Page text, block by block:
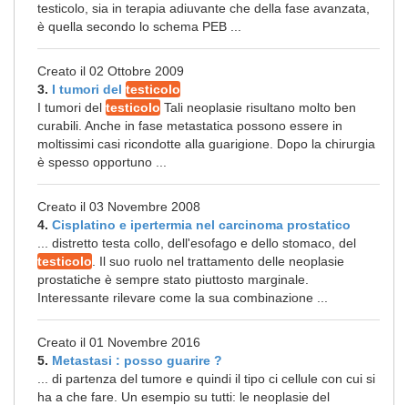
testicolo, sia in terapia adiuvante che della fase avanzata,
è quella secondo lo schema PEB ...
Creato il 02 Ottobre 2009
3. I tumori del testicolo
I tumori del testicolo Tali neoplasie risultano molto ben
curabili. Anche in fase metastatica possono essere in
moltissimi casi ricondotte alla guarigione. Dopo la chirurgia
è spesso opportuno ...
Creato il 03 Novembre 2008
4. Cisplatino e ipertermia nel carcinoma prostatico
... distretto testa collo, dell'esofago e dello stomaco, del
testicolo . Il suo ruolo nel trattamento delle neoplasie
prostatiche è sempre stato piuttosto marginale.
Interessante rilevare come la sua combinazione ...
Creato il 01 Novembre 2016
5. Metastasi : posso guarire ?
... di partenza del tumore e quindi il tipo ci cellule con cui si
ha a che fare. Un esempio su tutti: le neoplasie del